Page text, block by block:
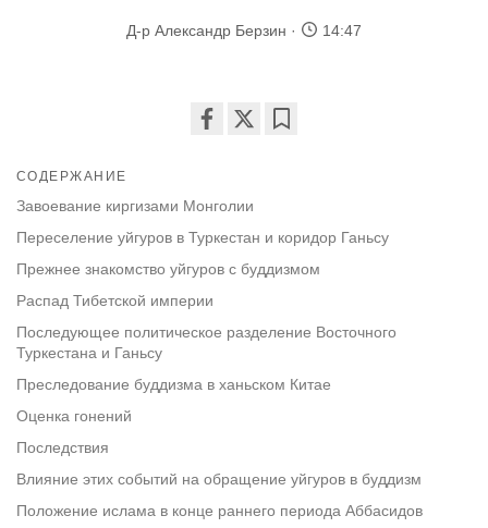
Д-р Александр Берзин 14:47
facebook
СОДЕРЖАНИЕ
Завоевание киргизами Монголии
Переселение уйгуров в Туркестан и коридор Ганьсу
Прежнее знакомство уйгуров с буддизмом
Распад Тибетской империи
Последующее политическое разделение Восточного
Туркестана и Ганьсу
Преследование буддизма в ханьском Китае
Оценка гонений
Последствия
Влияние этих событий на обращение уйгуров в буддизм
Положение ислама в конце раннего периода Аббасидов